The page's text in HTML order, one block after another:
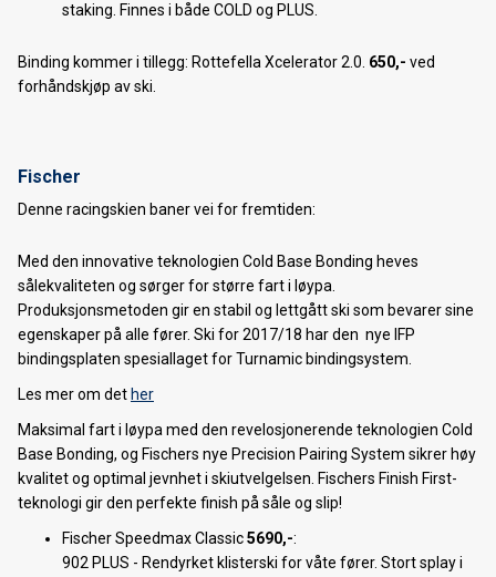
Forhåndsbestilling langrennski 2019/20
2020 Santa Cruz Tallboy
2020 Trek Fuel EX
Shop Ride 2019
Elsykkeldag 15. Juni
Nordnorsk sykkelmesse 2019
Smøretips: Tromsø skimaraton 2019
Velge riktig fjellski
Nordnorsk skimesse 2018
staking. Finnes i både COLD og PLUS.
Binding kommer i tillegg: Rottefella Xcelerator 2.0. 650,- ved
forhåndskjøp av ski.
Fischer
Denne racingskien baner vei for fremtiden:
Med den innovative teknologien Cold Base Bonding heves
sålekvaliteten og sørger for større fart i løypa.
Produksjonsmetoden gir en stabil og lettgått ski som bevarer sine
egenskaper på alle fører. Ski for 2017/18 har den nye IFP
bindingsplaten spesiallaget for Turnamic bindingsystem.
Les mer om det her
Maksimal fart i løypa med den revelosjonerende teknologien Cold
Base Bonding, og Fischers nye Precision Pairing System sikrer høy
kvalitet og optimal jevnhet i skiutvelgelsen. Fischers Finish First-
teknologi gir den perfekte finish på såle og slip!
Fischer Speedmax Classic5690,-:
902 PLUS - Rendyrket klisterski for våte fører. Stort splay i